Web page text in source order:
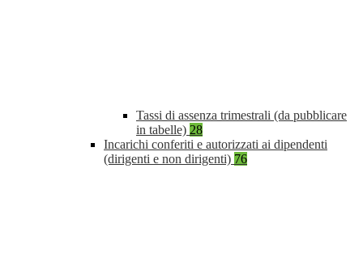
Tassi di assenza trimestrali (da pubblicare
in tabelle) 28
Incarichi conferiti e autorizzati ai dipendenti
(dirigenti e non dirigenti) 76